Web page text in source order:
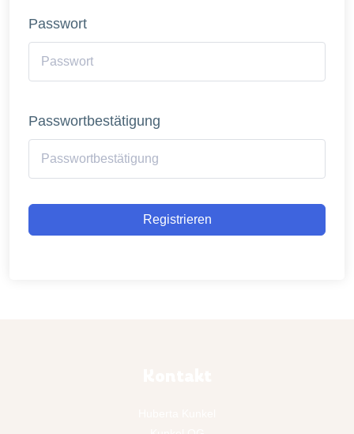
Passwort
Passwortbestätigung
Registrieren